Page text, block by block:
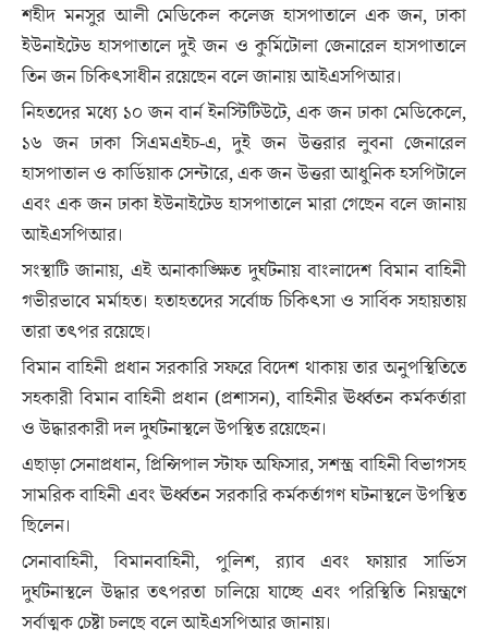
শহীদ মনসুর আলী মেডিকেল কলেজ হাসপাতালে এক জন, ঢাকা
ইউনাইটেড হাসপাতালে দুই জন ও কুর্মিটোলা জেনারেল হাসপাতালে
তিন জন চিকিৎসাধীন রয়েছেন বলে জানায় আইএসপিআর।
নিহতদের মধ্যে ১০ জন বার্ন ইনস্টিটিউটে, এক জন ঢাকা মেডিকেলে,
১৬ জন ঢাকা সিএমএইচ-এ, দুই জন উত্তরার লুবনা জেনারেল
হাসপাতাল ও কার্ডিয়াক সেন্টারে, এক জন উত্তরা আধুনিক হসপিটালে
এবং এক জন ঢাকা ইউনাইটেড হাসপাতালে মারা গেছেন বলে জানায়
আইএসপিআর।
সংস্থাটি জানায়, এই অনাকাঙ্ক্ষিত দুর্ঘটনায় বাংলাদেশ বিমান বাহিনী
গভীরভাবে মর্মাহত। হতাহতদের সর্বোচ্চ চিকিৎসা ও সার্বিক সহায়তায়
তারা তৎপর রয়েছে।
বিমান বাহিনী প্রধান সরকারি সফরে বিদেশ থাকায় তার অনুপস্থিতিতে
সহকারী বিমান বাহিনী প্রধান (প্রশাসন), বাহিনীর ঊর্ধ্বতন কর্মকর্তারা
ও উদ্ধারকারী দল দুর্ঘটনাস্থলে উপস্থিত রয়েছেন।
এছাড়া সেনাপ্রধান, প্রিন্সিপাল স্টাফ অফিসার, সশস্ত্র বাহিনী বিভাগসহ
সামরিক বাহিনী এবং ঊর্ধ্বতন সরকারি কর্মকর্তাগণ ঘটনাস্থলে উপস্থিত
ছিলেন।
সেনাবাহিনী, বিমানবাহিনী, পুলিশ, র‌্যাব এবং ফায়ার সার্ভিস
দুর্ঘটনাস্থলে উদ্ধার তৎপরতা চালিয়ে যাচ্ছে এবং পরিস্থিতি নিয়ন্ত্রণে
সর্বাত্মক চেষ্টা চলছে বলে আইএসপিআর জানায়।